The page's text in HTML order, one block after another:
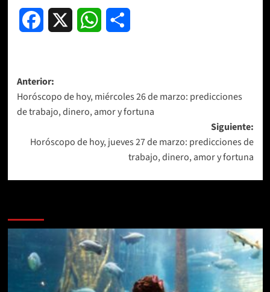
Facebook WhatsApp
Navegación
de
entradas
Anterior:
Horóscopo de hoy, miércoles 26 de marzo: predicciones
de trabajo, dinero, amor y fortuna
Siguiente:
Horóscopo de hoy, jueves 27 de marzo: predicciones de
trabajo, dinero, amor y fortuna